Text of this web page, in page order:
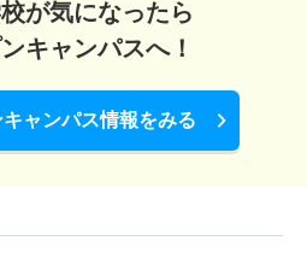
が気になったら
キャンパスへ！
ャンパス情報をみる